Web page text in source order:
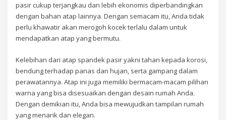
pasir cukup terjangkau dan lebih ekonomis diperbandingkan
dengan bahan atap lainnya. Dengan semacam itu, Anda tidak
perlu khawatir akan merogoh kocek terlalu dalam untuk
mendapatkan atap yang bermutu.
Kelebihan dari atap spandek pasir yakni tahan kepada korosi,
bendung terhadap panas dan hujan, serta gampang dalam
perawatannya. Atap ini juga memiliki bermacam-macam pilihan
warna yang bisa disesuaikan dengan desain rumah Anda.
Dengan demikian itu, Anda bisa mewujudkan tampilan rumah
yang menarik dan elegan.